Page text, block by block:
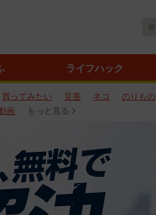
ライフハック
買ってみたい 災害 ネコ のりもの
画 もっと見る